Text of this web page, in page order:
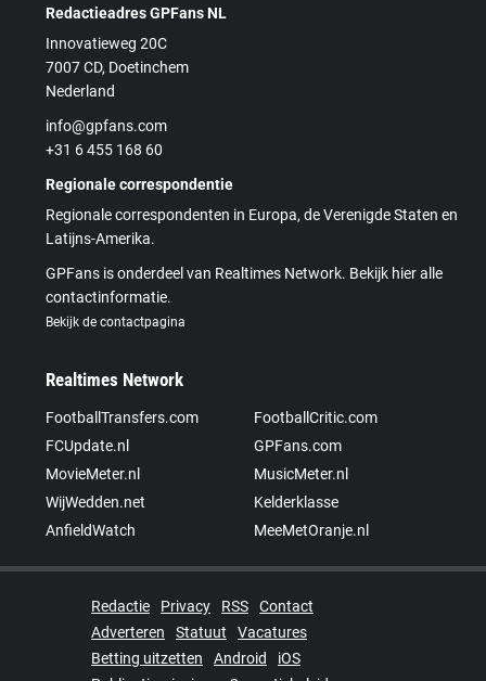
Redactieadres GPFans NL
Innovatieweg 20C
7007 CD, Doetinchem
Nederland
info@gpfans.com
+31 6 455 168 60
Regionale correspondentie
Regionale correspondenten in Europa, de Verenigde Staten en
Latijns-Amerika.
GPFans is onderdeel van Realtimes Network. Bekijk hier alle
contactinformatie.
Bekijk de contactpagina
Realtimes Network
FootballTransfers.com
FootballCritic.com
FCUpdate.nl
GPFans.com
MovieMeter.nl
MusicMeter.nl
WijWedden.net
Kelderklasse
AnfieldWatch
MeeMetOranje.nl
Redactie Privacy RSS
Contact
Adverteren
Statuut
Vacatures
Betting uitzetten
Android
iOS